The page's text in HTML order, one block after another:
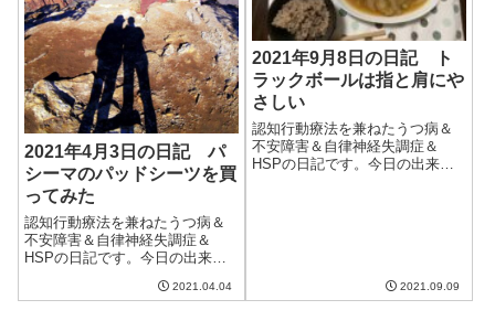
2021年4月3日の日記 パ
シーマのパッドシーツを買
ってみた
認知行動療法を兼ねたうつ病＆
不安障害＆自律神経失調症＆
HSPの日記です。今日の出来事
たのだが、思ったよりも晴れな
2021.04.04
2021年9月8日の日記 ト
ラックボールは指と肩にや
さしい
認知行動療法を兼ねたうつ病＆
不安障害＆自律神経失調症＆
HSPの日記です。今日の出来事
2021.09.09